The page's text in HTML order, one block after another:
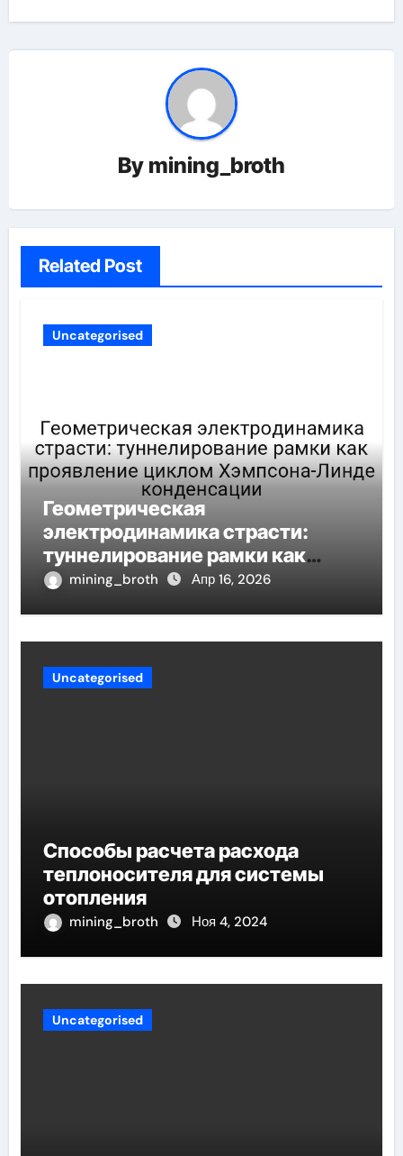
By mining_broth
Related Post
Uncategorised
Геометрическая
электродинамика страсти:
туннелирование рамки как
проявление циклом Хэмпсона-
mining_broth Апр 16, 2026
Uncategorised
Способы расчета расхода
теплоносителя для системы
отопления
mining_broth Ноя 4, 2024
Uncategorised